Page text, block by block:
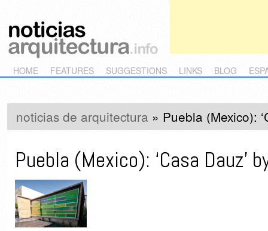
Main menu
Skip to primary content
Skip to secondary content
HOME FEATURES SUGGESTIONS LINKS BLOG
noticias de arquitectura » Puebla (Mexico):
Puebla (Mexico): ‘Casa Dauz’